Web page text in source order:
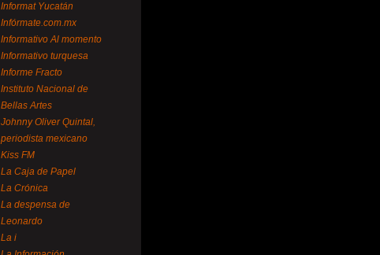
Informat Yucatán
Infórmate.com.mx
Informativo Al momento
Informativo turquesa
Informe Fracto
Instituto Nacional de
Bellas Artes
Johnny Oliver Quintal,
periodista mexicano
Kiss FM
La Caja de Papel
La Crónica
La despensa de
Leonardo
La i